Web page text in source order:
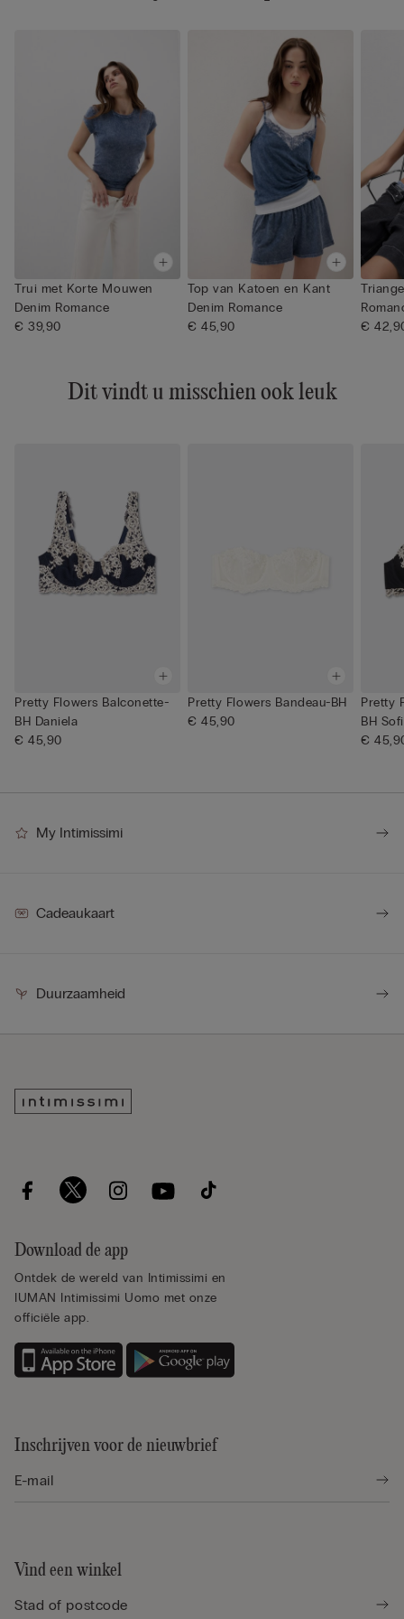
Trui met Korte Mouwen
Denim Romance
€ 39,90
Top van Katoen en Kant
Denim Romance
€ 45,90
€
Dit vindt u misschien ook leuk
Pretty Flowers Balconette-
BH Daniela
€ 45,90
Pretty Flowers Bandeau-BH
€ 45,90
Pretty
BH
€
My Intimissimi
Cadeaukaart
Duurzaamheid
Download de app
Ontdek de wereld van Intimissimi en
IUMAN Intimissimi Uomo met onze
officiële app.
Inschrijven voor de nieuwbrief
Vind een winkel